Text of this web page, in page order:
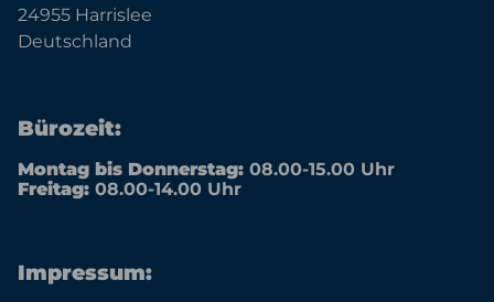
24955 Harrislee
Deutschland
Bürozeit:
Montag bis Donnerstag: 08.00-15.00 Uhr
Freitag: 08.00-14.00 Uhr
Impressum: